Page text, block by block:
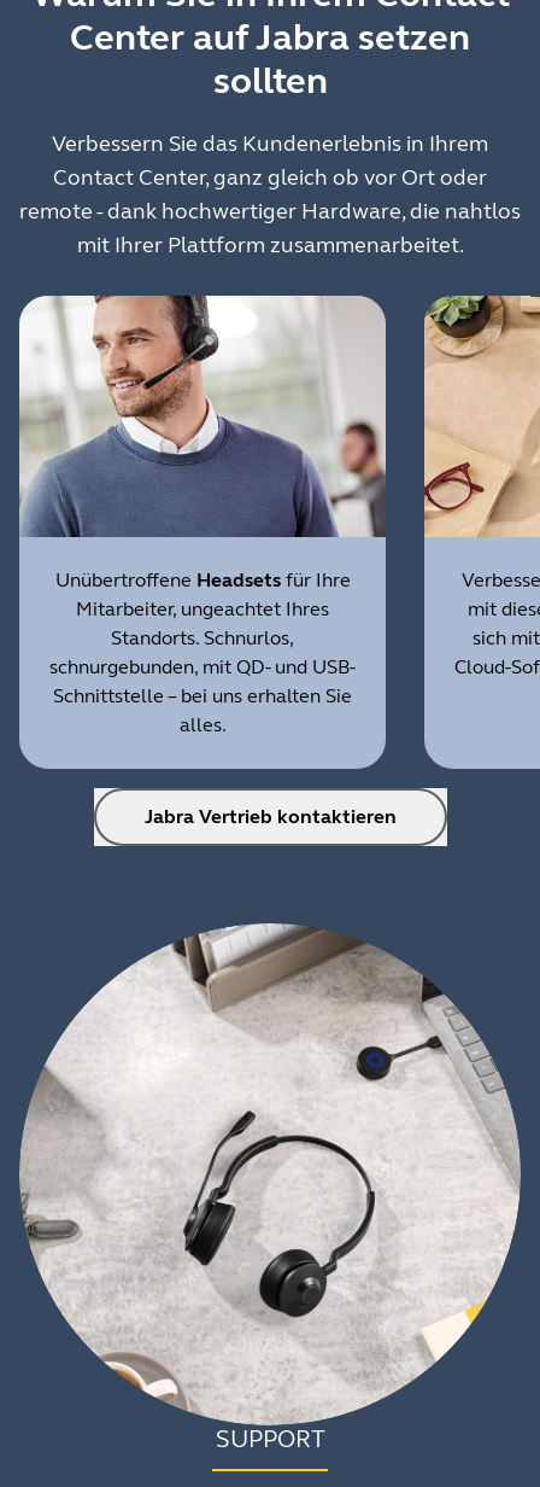
Center auf Jabra setzen
sollten
Verbessern Sie das Kundenerlebnis in Ihrem
Contact Center, ganz gleich ob vor Ort oder
remote - dank hochwertiger Hardware, die nahtlos
mit Ihrer Plattform zusammenarbeitet.
Unübertroffene Headsetsfür Ihre
Mitarbeiter, ungeachtet Ihres
Standorts. Schnurlos,
schnurgebunden, mit QD- und USB-
Schnittstelle – bei uns erhalten Sie
alles.
mit
sich
Cloud-
Jabra Vertrieb kontaktieren
SUPPORT